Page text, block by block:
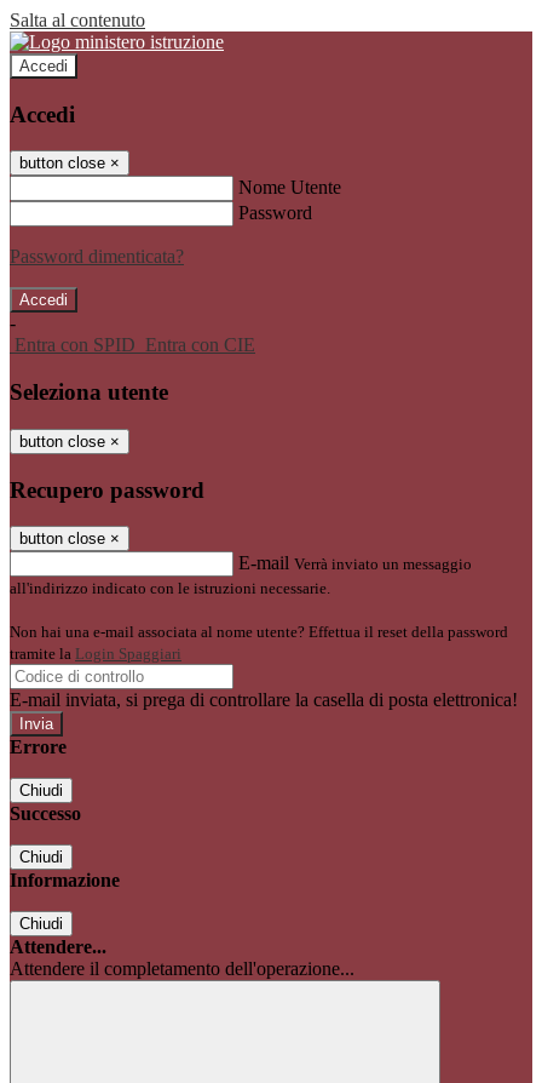
Salta al contenuto
Accedi
Accedi
button close ×
Nome Utente
Password
Password dimenticata?
-
Entra con SPID Entra con CIE
Seleziona utente
button close ×
Recupero password
button close ×
E-mail Verrà inviato un messaggio
all'indirizzo indicato con le istruzioni necessarie.
Non hai una e-mail associata al nome utente? Effettua il reset della password
tramite la Login Spaggiari
E-mail inviata, si prega di controllare la casella di posta elettronica!
Errore
Chiudi
Successo
Chiudi
Informazione
Chiudi
Attendere...
Attendere il completamento dell'operazione...